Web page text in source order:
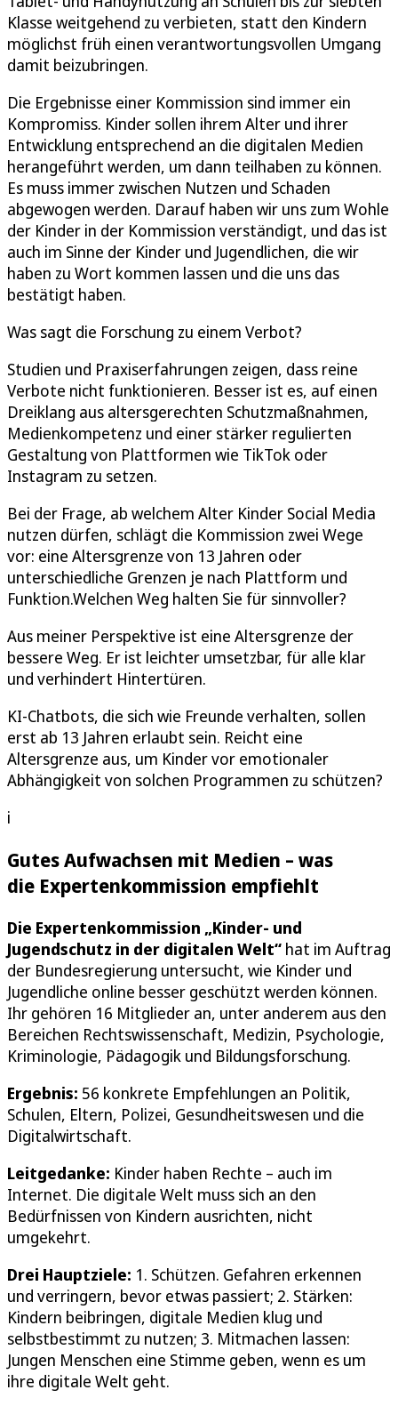
Klasse weitgehend zu verbieten, statt den Kindern
möglichst früh einen verantwortungsvollen Umgang
damit beizubringen.
Die Ergebnisse einer Kommission sind immer ein
Kompromiss. Kinder sollen ihrem Alter und ihrer
Entwicklung entsprechend an die digitalen Medien
herangeführt werden, um dann teilhaben zu können.
Es muss immer zwischen Nutzen und Schaden
abgewogen werden. Darauf haben wir uns zum Wohle
der Kinder in der Kommission verständigt, und das ist
auch im Sinne der Kinder und Jugendlichen, die wir
haben zu Wort kommen lassen und die uns das
bestätigt haben.
Was sagt die Forschung zu einem Verbot?
Studien und Praxiserfahrungen zeigen, dass reine
Verbote nicht funktionieren. Besser ist es, auf einen
Dreiklang aus altersgerechten Schutzmaßnahmen,
Medienkompetenz und einer stärker regulierten
Gestaltung von Plattformen wie TikTok oder
Instagram zu setzen.
Bei der Frage, ab welchem Alter Kinder Social Media
nutzen dürfen, schlägt die Kommission zwei Wege
vor: eine Altersgrenze von 13 Jahren oder
unterschiedliche Grenzen je nach Plattform und
Funktion.Welchen Weg halten Sie für sinnvoller?
Aus meiner Perspektive ist eine Altersgrenze der
bessere Weg. Er ist leichter umsetzbar, für alle klar
und verhindert Hintertüren.
KI-Chatbots, die sich wie Freunde verhalten, sollen
erst ab 13 Jahren erlaubt sein. Reicht eine
Altersgrenze aus, um Kinder vor emotionaler
Abhängigkeit von solchen Programmen zu schützen?
i
Gutes Aufwachsen mit Medien – was
die Expertenkommission empfiehlt
Die Expertenkommission „Kinder- und
Jugendschutz in der digitalen Welt“ hat im Auftrag
der Bundesregierung untersucht, wie Kinder und
Jugendliche online besser geschützt werden können.
Ihr gehören 16 Mitglieder an, unter anderem aus den
Bereichen Rechtswissenschaft, Medizin, Psychologie,
Kriminologie, Pädagogik und Bildungsforschung.
Ergebnis: 56 konkrete Empfehlungen an Politik,
Schulen, Eltern, Polizei, Gesundheitswesen und die
Digitalwirtschaft.
Leitgedanke: Kinder haben Rechte – auch im
Internet. Die digitale Welt muss sich an den
Bedürfnissen von Kindern ausrichten, nicht
umgekehrt.
Drei Hauptziele: 1. Schützen. Gefahren erkennen
und verringern, bevor etwas passiert; 2. Stärken:
Kindern beibringen, digitale Medien klug und
selbstbestimmt zu nutzen; 3. Mitmachen lassen:
Jungen Menschen eine Stimme geben, wenn es um
ihre digitale Welt geht.